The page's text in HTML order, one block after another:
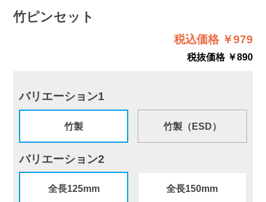
竹ピンセット
税込価格 ￥979
税抜価格 ￥890
バリエーション1
竹製 竹製（ESD）
バリエーション2
全長125mm 全長150mm